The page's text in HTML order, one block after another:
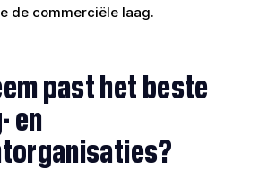
de commerciële laag.
past het beste
en